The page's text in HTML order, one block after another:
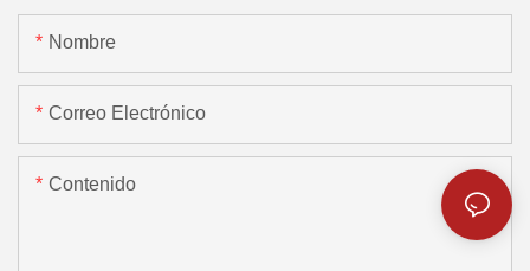
Nombre
Correo Electrónico
Contenido